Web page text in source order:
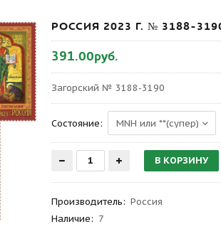
РОССИЯ 2023 Г. № 3188-
391.00руб.
Загорский № 3188-3190
Состояние:
Производитель: Россия
Наличие: 7